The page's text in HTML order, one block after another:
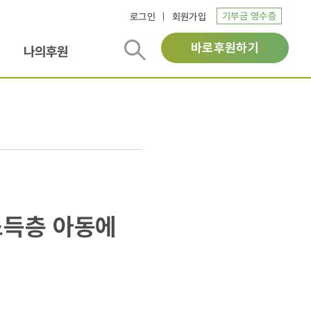
로그인 회원가입 기부금 영수증
나의후원 바로후원하기
층 아동에